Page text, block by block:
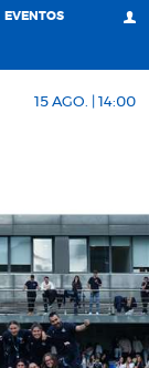
EVENTOS
15 AGO. | 14:00